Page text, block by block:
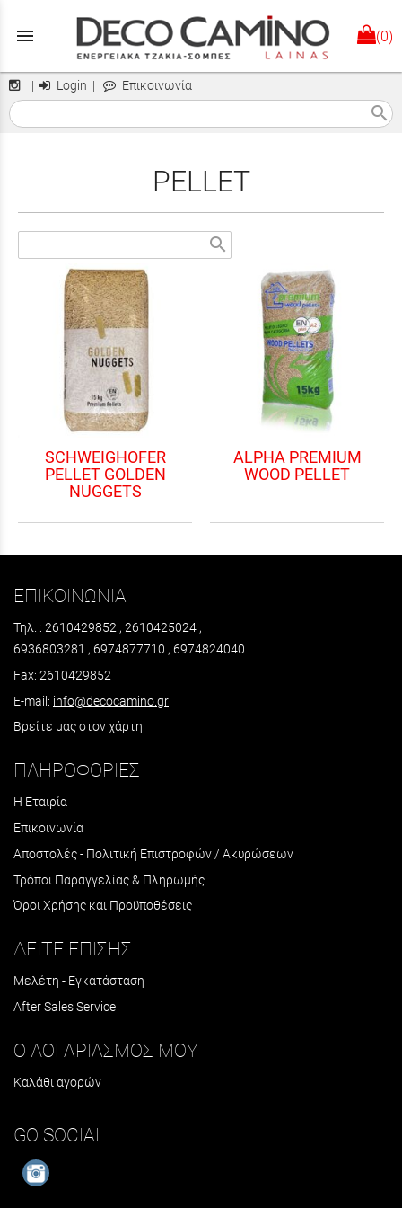
menu (0)
| Login | Επικοινωνία
search
PELLET
search
SCHWEIGHOFER
PELLET GOLDEN
NUGGETS
ALPHA PREMIUM
WOOD PELLET
ΕΠΙΚΟΙΝΩΝΙΑ
Τηλ. : 2610429852 , 2610425024 ,
6936803281 , 6974877710 , 6974824040 .
Fax: 2610429852
E-mail: info@decocamino.gr
Βρείτε μας στον χάρτη
ΠΛΗΡΟΦΟΡΙΕΣ
Η Εταιρία
Επικοινωνία
Αποστολές - Πολιτική Επιστροφών / Ακυρώσεων
Τρόποι Παραγγελίας & Πληρωμής
Όροι Χρήσης και Προϋποθέσεις
ΔΕΙΤΕ ΕΠΙΣΗΣ
Μελέτη - Εγκατάσταση
After Sales Service
Ο ΛΟΓΑΡΙΑΣΜΟΣ ΜΟΥ
Καλάθι αγορών
GO SOCIAL